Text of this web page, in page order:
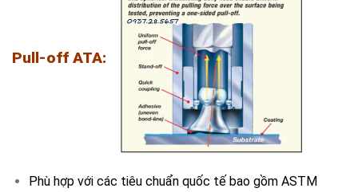
Pull-off ATA:
Phù hợp với các tiêu chuẩn quốc tế bao gồm ASTM